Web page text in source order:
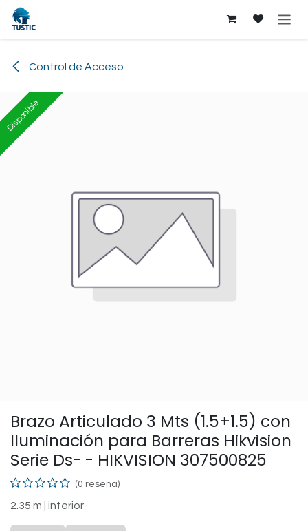
Ir al contenido
Control de Acceso
Disponible
Disponible
Brazo Articulado 3 Mts (1.5+1.5) con
Iluminación para Barreras Hikvision
Serie Ds- - HIKVISION 307500825
(0 reseña)
2.35 m | interior